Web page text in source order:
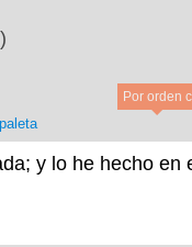
Por orden
y lo he hecho en